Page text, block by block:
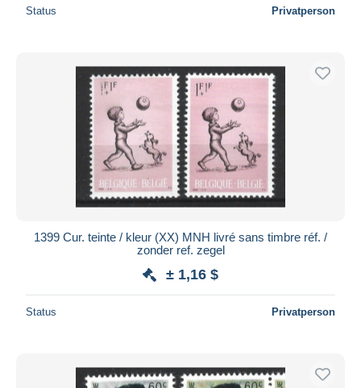
Status Privatperson
1399 Cur. teinte / kleur (XX) MNH livré sans timbre réf. /
zonder ref. zegel
± 1,16 $
Status Privatperson